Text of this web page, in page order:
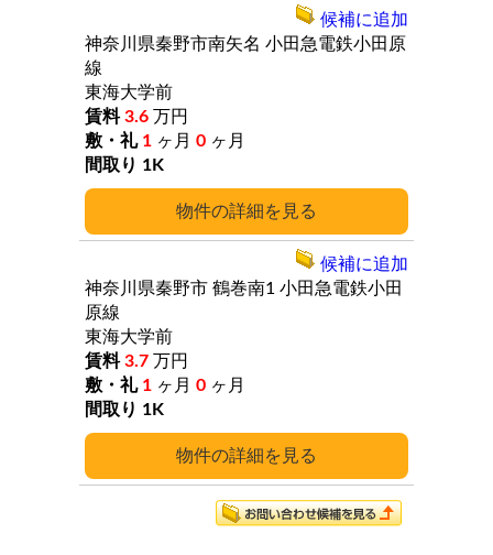
詳細
神奈川県秦野市南矢名 小田急電鉄小田原
線
東海大学前
3.6 万円
1 ヶ月 0 ヶ月
1K
候補に追加
詳細
神奈川県秦野市 鶴巻南1 小田急電鉄小田
原線
東海大学前
3.7 万円
1 ヶ月 0 ヶ月
1K
候補に追加